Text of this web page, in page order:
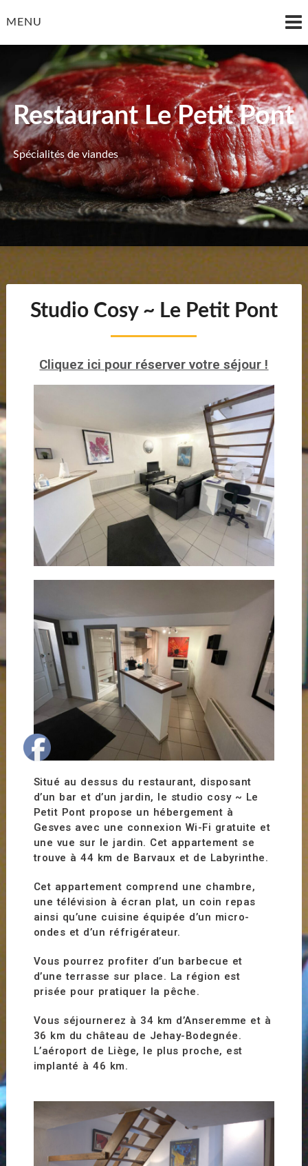
MENU
Restaurant Le Petit Pont
Spécialités de viandes
Studio Cosy ~ Le Petit Pont
Cliquez ici pour réserver votre séjour !
Situé au dessus du restaurant, disposant
d’un bar et d’un jardin, le studio cosy ~ Le
Petit Pont propose un hébergement à
Gesves avec une connexion Wi-Fi gratuite et
une vue sur le jardin. Cet appartement se
trouve à 44 km de Barvaux et de Labyrinthe.
Cet appartement comprend une chambre,
une télévision à écran plat, un coin repas
ainsi qu’une cuisine équipée d’un micro-
ondes et d’un réfrigérateur.
Vous pourrez profiter d’un barbecue et
d’une terrasse sur place. La région est
prisée pour pratiquer la pêche.
Vous séjournerez à 34 km d’Anseremme et à
36 km du château de Jehay-Bodegnée.
L’aéroport de Liège, le plus proche, est
implanté à 46 km.